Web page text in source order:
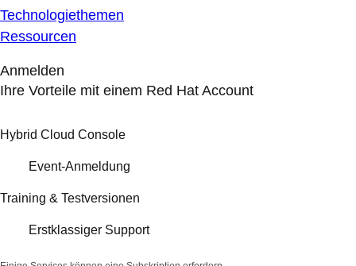
Technologiethemen
Ressourcen
Anmelden
Ihre Vorteile mit einem Red Hat Account
Hybrid Cloud Console
Event-Anmeldung
Training & Testversionen
Erstklassiger Support